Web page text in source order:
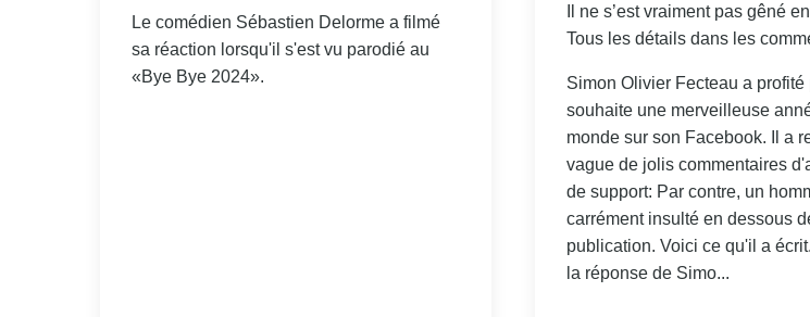
Le comédien Sébastien Delorme a filmé
sa réaction lorsqu'il s'est vu parodié au
«Bye Bye 2024».
Il ne s’est vraiment pas gêné
Tous les détails dans les
Simon Olivier Fecteau a profité
souhaite une merveilleuse
monde sur son Facebook. Il a
vague de jolis commentaires
de support: Par contre, un
carrément insulté en dessous
publication. Voici ce qu'il a
la réponse de Simo...